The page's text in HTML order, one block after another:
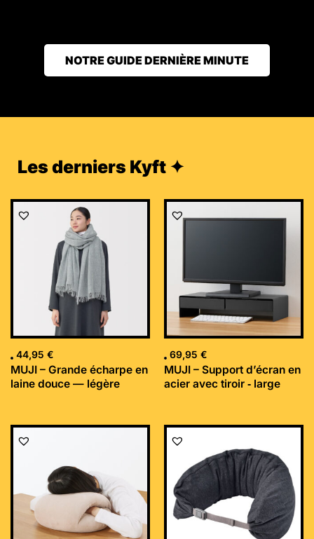
NOTRE GUIDE DERNIÈRE MINUTE
Les derniers Kyft ✦
44,95 €
MUJI – Grande écharpe en
laine douce — légère
69,95 €
MUJI – Support d’écran en
acier avec tiroir ‐ large